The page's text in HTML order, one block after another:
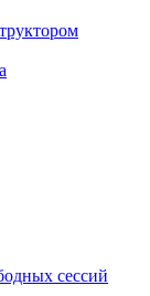
сессий